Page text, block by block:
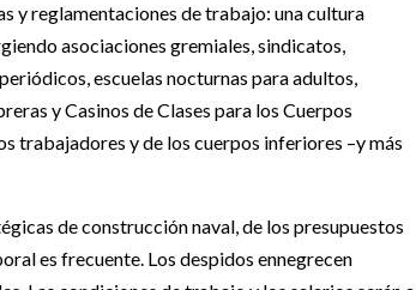
y reglamentaciones de trabajo: una cultura
asociaciones gremiales, sindicatos,
escuelas nocturnas para adultos,
y Casinos de Clases para los Cuerpos
trabajadores y de los cuerpos inferiores –y más
de construcción naval, de los presupuestos
es frecuente. Los despidos ennegrecen